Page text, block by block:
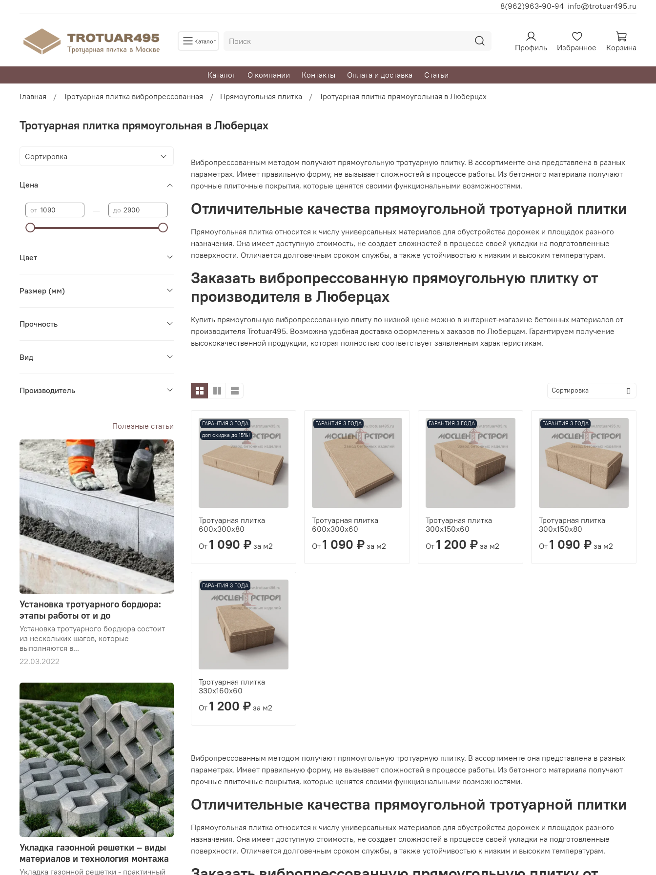
8(962)963-90-94 info@trotuar495.ru
Каталог
Профиль Избранное Корзина
Каталог О компании Контакты Оплата и доставка Статьи
Главная Тротуарная плитка вибропрессованная Прямоугольная плитка Тротуарная плитка прямоугольная в Люберцах
Тротуарная плитка прямоугольная в Люберцах
Вибропрессованным методом получают прямоугольную тротуарную плитку. В ассортименте она представлена в разных
параметрах. Имеет правильную форму, не вызывает сложностей в процессе работы. Из бетонного материала получают
прочные плиточные покрытия, которые ценятся своими функциональными возможностями.
Отличительные качества прямоугольной тротуарной плитки
Прямоугольная плитка относится к числу универсальных материалов для обустройства дорожек и площадок разного
назначения. Она имеет доступную стоимость, не создает сложностей в процессе своей укладки на подготовленные
поверхности. Отличается долговечным сроком службы, а также устойчивостью к низким и высоким температурам.
Заказать вибропрессованную прямоугольную плитку от
производителя в Люберцах
Купить прямоугольную вибропрессованную плиту по низкой цене можно в интернет-магазине бетонных материалов от
производителя Trotuar495. Возможна удобная доставка оформленных заказов по Люберцам. Гарантируем получение
высококачественной продукции, которая полностью соответствует заявленным характеристикам.
ГАРАНТИЯ 3 ГОДА
доп скидка до 15%!
Тротуарная плитка
600х300х80
От 1 090 ₽ за м2
ГАРАНТИЯ 3 ГОДА
Тротуарная плитка
600х300х60
От 1 090 ₽ за м2
ГАРАНТИЯ 3 ГОДА
Тротуарная плитка
300х150х60
От 1 200 ₽ за м2
ГАРАНТИЯ 3 ГОДА
Тротуарная плитка
300х150х80
От 1 090 ₽ за м2
ГАРАНТИЯ 3 ГОДА
Тротуарная плитка
330х160х60
От 1 200 ₽ за м2
Вибропрессованным методом получают прямоугольную тротуарную плитку. В ассортименте она представлена в разных
параметрах. Имеет правильную форму, не вызывает сложностей в процессе работы. Из бетонного материала получают
прочные плиточные покрытия, которые ценятся своими функциональными возможностями.
Отличительные качества прямоугольной тротуарной плитки
Прямоугольная плитка относится к числу универсальных материалов для обустройства дорожек и площадок разного
назначения. Она имеет доступную стоимость, не создает сложностей в процессе своей укладки на подготовленные
поверхности. Отличается долговечным сроком службы, а также устойчивостью к низким и высоким температурам.
Цена
от до
Цвет
Размер (мм)
Прочность
Вид
Производитель
Полезные статьи
Установка тротуарного бордюра:
этапы работы от и до
Установка тротуарного бордюра состоит
из нескольких шагов, которые
выполняются в...
22.03.2022
Укладка газонной решетки – виды
материалов и технология монтажа
Укладка газонной решетки - практичный